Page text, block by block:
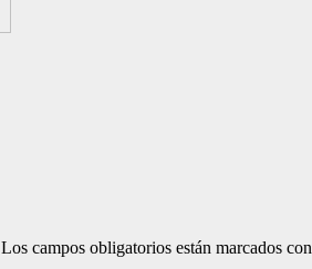
Los campos obligatorios están marcados con